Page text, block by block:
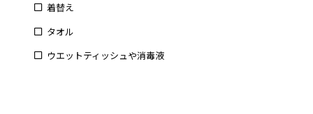
着替え
タオル
ウエットティッシュや消毒液